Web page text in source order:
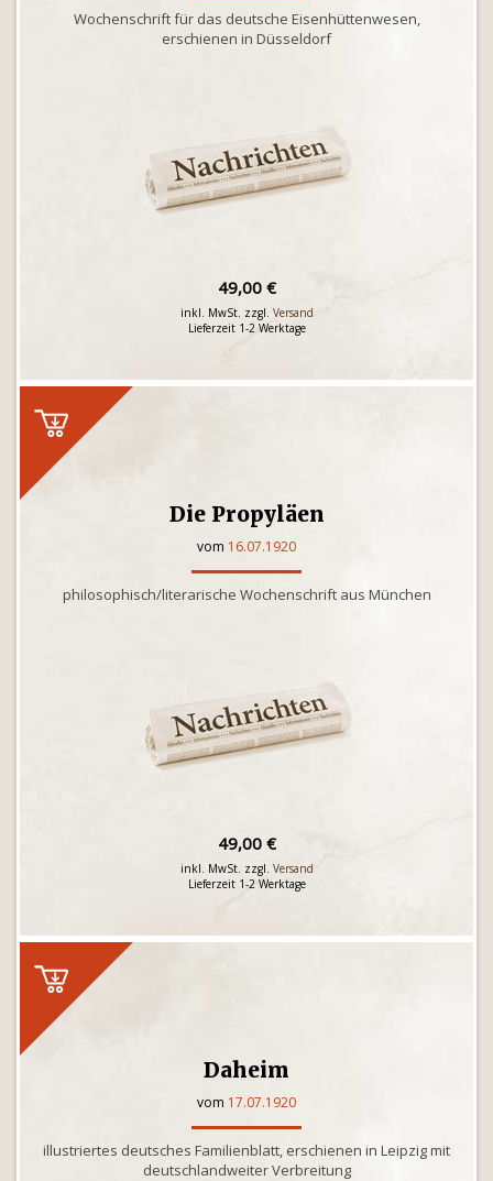
Wochenschrift für das deutsche Eisenhüttenwesen,
erschienen in Düsseldorf
49,00 €
inkl. MwSt. zzgl. Versand
Lieferzeit 1-2 Werktage
Die Propyläen
vom 16.07.1920
philosophisch/literarische Wochenschrift aus München
49,00 €
inkl. MwSt. zzgl. Versand
Lieferzeit 1-2 Werktage
Daheim
vom 17.07.1920
illustriertes deutsches Familienblatt, erschienen in Leipzig mit
deutschlandweiter Verbreitung